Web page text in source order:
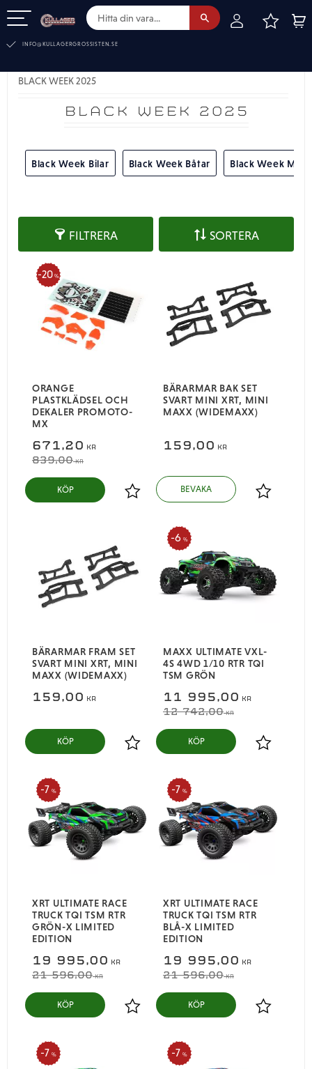
INFO@KULLAGERGROSSISTEN.SE
BLACK WEEK 2025
BLACK WEEK 2025
Black Week Bilar Black Week Båtar Black Week
FILTRERA SORTERA
ORANGE
PLASTKLÄDSEL OCH
DEKALER PROMOTO-
MX
671,20 KR
839,00KR
20 %
Lägg till i favoriter
KÖP
BÄRARMAR BAK SET
SVART MINI XRT, MINI
MAXX (WIDEMAXX)
159,00 KR
Lägg till i
BÄRARMAR FRAM SET
SVART MINI XRT, MINI
MAXX (WIDEMAXX)
159,00 KR
Lägg till i favoriter
KÖP
MAXX ULTIMATE VXL-
4S 4WD 1/10 RTR TQI
TSM GRÖN
11 995,00 KR
12 742,00KR
6 %
Lägg till i
KÖP
XRT ULTIMATE RACE
TRUCK TQI TSM RTR
GRÖN-X LIMITED
EDITION
19 995,00 KR
21 596,00KR
7 %
Lägg till i favoriter
KÖP
XRT ULTIMATE RACE
TRUCK TQI TSM RTR
BLÅ-X LIMITED
EDITION
19 995,00 KR
21 596,00KR
7 %
Lägg till i
KÖP
7 % 7 %